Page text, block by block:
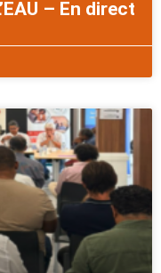
– En direct